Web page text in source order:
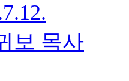
보 목사